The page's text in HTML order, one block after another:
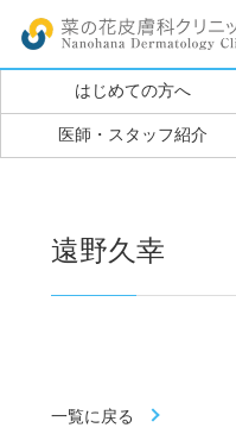
はじめての方へ
医師・スタッフ紹介
遠野久幸
一覧に戻る